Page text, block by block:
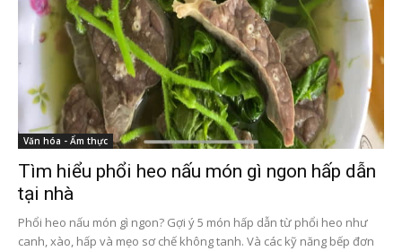
Văn hóa - Ẩm thực
Tìm hiểu phổi heo nấu món gì ngon hấp dẫn
tại nhà
Phổi heo nấu món gì ngon? Gợi ý 5 món hấp dẫn từ phổi heo như
canh, xào, hấp và mẹo sơ chế không tanh. Và các kỹ năng bếp đơn